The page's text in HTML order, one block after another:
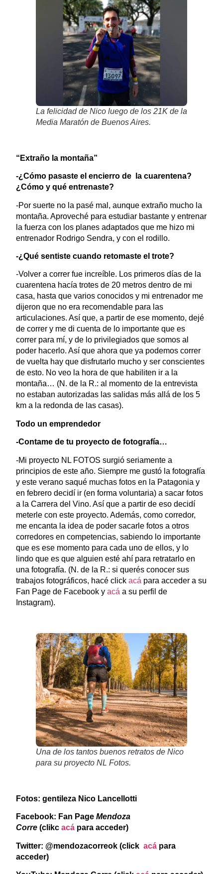
La felicidad de Nico luego de los 21K de la
Media Maratón de Buenos Aires.
“Extraño la montaña”
-¿Cómo pasaste el encierro de la cuarentena?
¿Cómo y qué entrenaste?
-Por suerte no la pasé mal, aunque extraño mucho la
montaña. Aproveché para estudiar bastante y entrenar
la fuerza con los planes adaptados que me hizo mi
entrenador Rodrigo Sendra, y con el rodillo.
-¿Qué sentiste cuando retomaste el trote?
-Volver a correr fue increíble. Los primeros días de la
cuarentena hacía trotes de 20 metros dentro de mi
casa, hasta que varios conocidos y mi entrenador me
dijeron que no era recomendable para las
articulaciones. Así que, a partir de ese momento, dejé
de correr y me di cuenta de lo importante que es
correr para mí, y de lo privilegiados que somos al
poder hacerlo. Así que ahora que ya podemos correr
de vuelta hay que disfrutarlo mucho y ser conscientes
de esto. No veo la hora de que habiliten ir a la
montaña… (N. de la R.: al momento de la entrevista
no estaban autorizadas las salidas más allá de los 5
km a la redonda de las casas).
Todo un emprendedor
-Contame de tu proyecto de fotografía…
-Mi proyecto NL FOTOS surgió seriamente a
principios de este año. Siempre me gustó la fotografía
y este verano saqué muchas fotos en la Patagonia y
en febrero decidí ir (en forma voluntaria) a sacar fotos
a la Carrera del Vino. Así que a partir de eso decidí
meterle con este proyecto. Además, como corredor,
me encanta la idea de poder sacarle fotos a otros
corredores en competencias, sabiendo lo importante
que es ese momento para cada uno de ellos, y lo
lindo que es que alguien esté ahí para retratarlo en
una fotografía. (N. de la R.: si querés conocer sus
trabajos fotográficos, hacé click acá para acceder a su
Fan Page de Facebook y acá a su perfil de
Instagram).
Una de los tantos buenos retratos de Nico
para su proyecto NL Fotos.
Fotos: gentileza Nico Lancellotti
Facebook: Fan Page Mendoza
Corre(clikc acápara acceder)
Twitter: @mendozacorreok (click acápara
acceder)